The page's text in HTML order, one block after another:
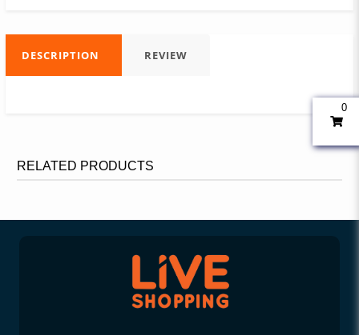
DESCRIPTION REVIEW
RELATED PRODUCTS
0